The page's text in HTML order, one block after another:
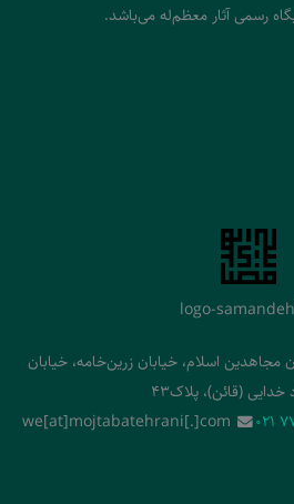
رسمی آثار معظم‌له می‌باشد.
مجاهدین اسلام، خیابان زرین‌خامه، خیابان
(قائن)، پلاک43
‭021
we[at]mojtabatehrani[.]com